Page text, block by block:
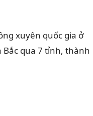
xuyên quốc gia ở
Bắc qua 7 tỉnh, thành